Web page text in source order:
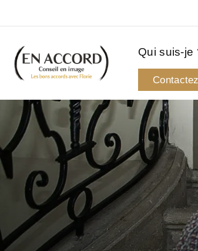
Qui suis-je